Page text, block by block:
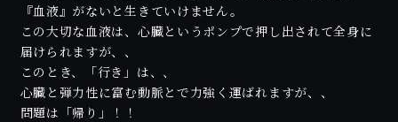
『血液』がないと生きていけません。
この大切な血液は、心臓というポンプで押し出されて全身に
届けられますが、、
このとき、「行き」は、、
心臓と弾力性に富む動脈とで力強く運ばれますが、、
問題は「帰り」！！